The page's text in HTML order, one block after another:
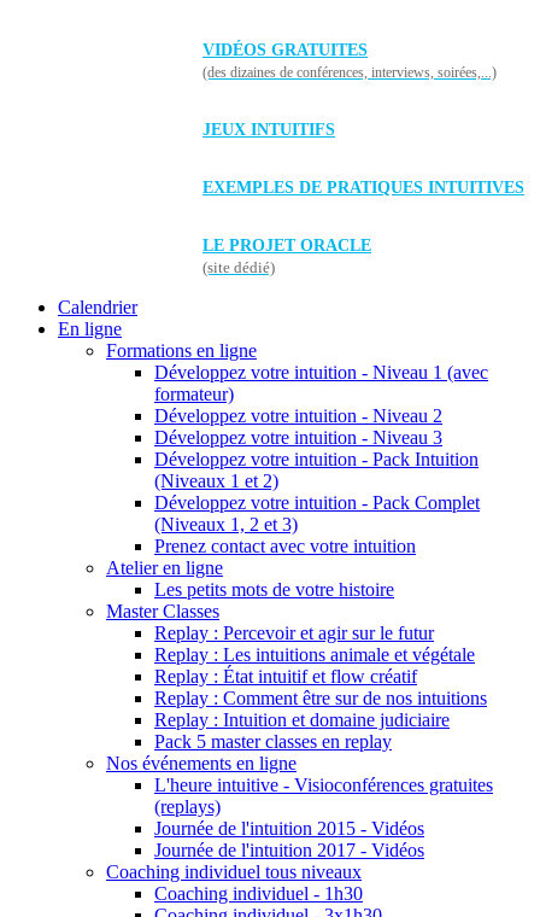
VIDÉOS GRATUITES
(des dizaines de conférences, interviews, soirées,...)
JEUX INTUITIFS
EXEMPLES DE PRATIQUES INTUITIVES
LE PROJET ORACLE
(site dédié)
Calendrier
En ligne
Formations en ligne
Développez votre intuition - Niveau 1 (avec
formateur)
Développez votre intuition - Niveau 2
Développez votre intuition - Niveau 3
Développez votre intuition - Pack Intuition
(Niveaux 1 et 2)
Développez votre intuition - Pack Complet
(Niveaux 1, 2 et 3)
Prenez contact avec votre intuition
Atelier en ligne
Les petits mots de votre histoire
Master Classes
Replay : Percevoir et agir sur le futur
Replay : Les intuitions animale et végétale
Replay : État intuitif et flow créatif
Replay : Comment être sur de nos intuitions
Replay : Intuition et domaine judiciaire
Pack 5 master classes en replay
Nos événements en ligne
L'heure intuitive - Visioconférences gratuites
(replays)
Journée de l'intuition 2015 - Vidéos
Journée de l'intuition 2017 - Vidéos
Coaching individuel tous niveaux
Coaching individuel - 1h30